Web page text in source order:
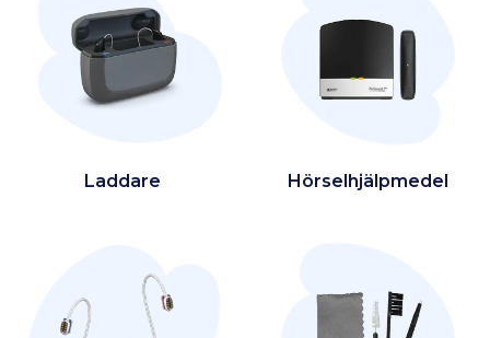
Laddare Hörselhjälpmedel